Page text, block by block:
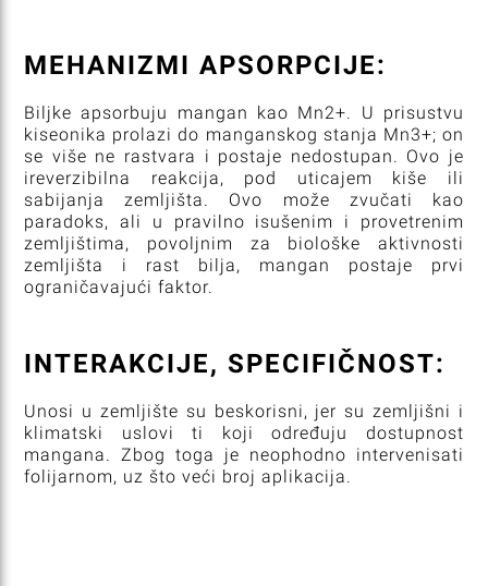
MEHANIZMI APSORPCIJE:
Biljke apsorbuju mangan kao Mn2+. U prisustvu
kiseonika prolazi do manganskog stanja Mn3+; on
se više ne rastvara i postaje nedostupan. Ovo je
ireverzibilna reakcija, pod uticajem kiše ili
sabijanja zemljišta. Ovo može zvučati kao
paradoks, ali u pravilno isušenim i provetrenim
zemljištima, povoljnim za biološke aktivnosti
zemljišta i rast bilja, mangan postaje prvi
ograničavajući faktor.
INTERAKCIJE, SPECIFIČNOST:
Unosi u zemljište su beskorisni, jer su zemljišni i
klimatski uslovi ti koji određuju dostupnost
mangana. Zbog toga je neophodno intervenisati
folijarnom, uz što veći broj aplikacija.